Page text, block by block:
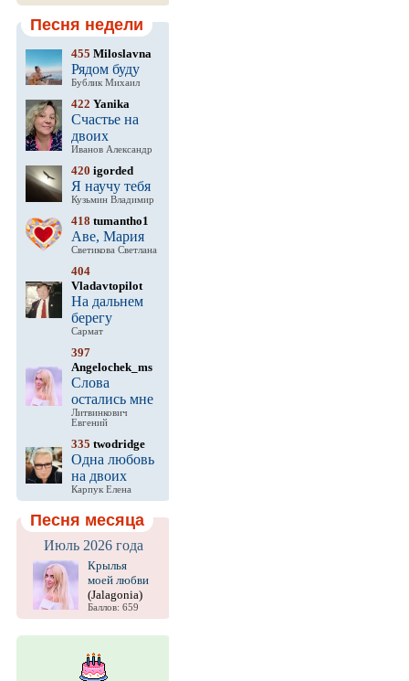
Песня недели
455 Miloslavna
Рядом буду
Бублик Михаил
422 Yanika
Счастье на
двоих
Иванов Александр
420 igorded
Я научу тебя
Кузьмин Владимир
418 tumantho1
Аве, Мария
Светикова Светлана
404
Vladavtopilot
На дальнем
берегу
Сармат
397
Angelochek_ms
Слова
остались мне
Литвинкович
Евгений
335 twodridge
Одна любовь
на двоих
Карпук Елена
Песня месяца
Июль 2026 года
Крылья
моей любви
(Jalagonia)
Баллов: 659